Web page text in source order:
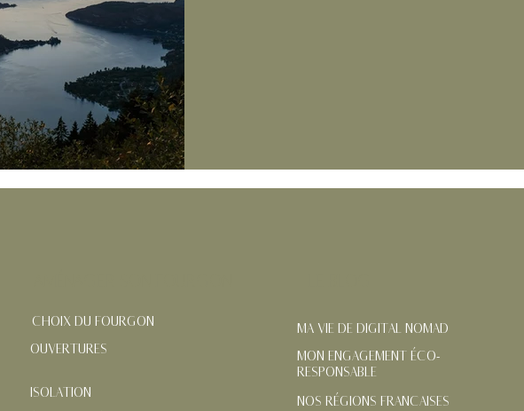
CHOIX DU FOURGON
OUVERTURES
ISOLATION
MA VIE DE DIGITAL NOMAD
MON ENGAGEMENT ÉCO-
RESPONSABLE
NOS RÉGIONS FRANÇAISES